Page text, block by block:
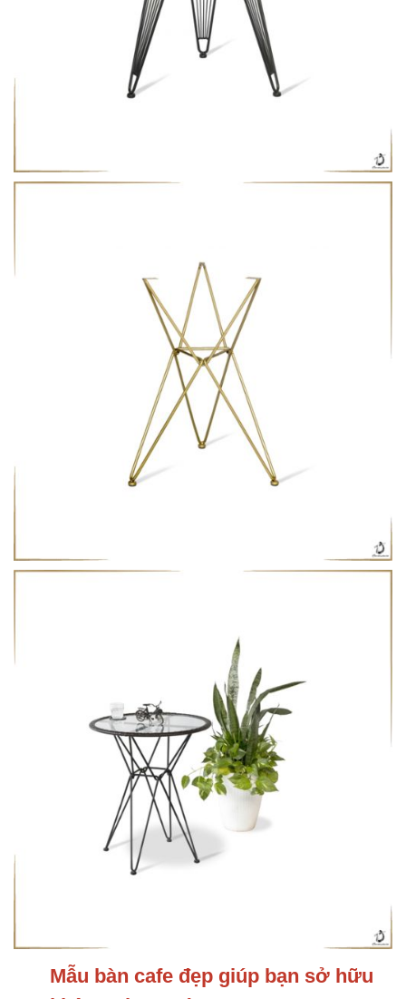
Mẫu bàn cafe đẹp giúp bạn sở hữu